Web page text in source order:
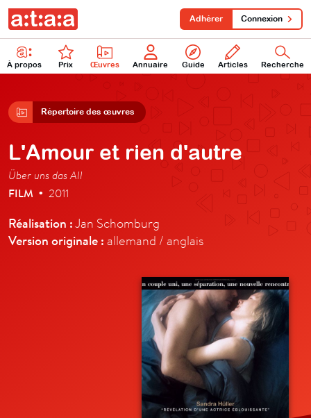
À propos Prix Œuvres Annuaire Guide Articles Recherche
Adhérer Connexion
Répertoire des œuvres
L'Amour et rien d'autre
Über uns das All
FILM • 2011
Réalisation :Jan Schomburg
Version originale : allemand / anglais